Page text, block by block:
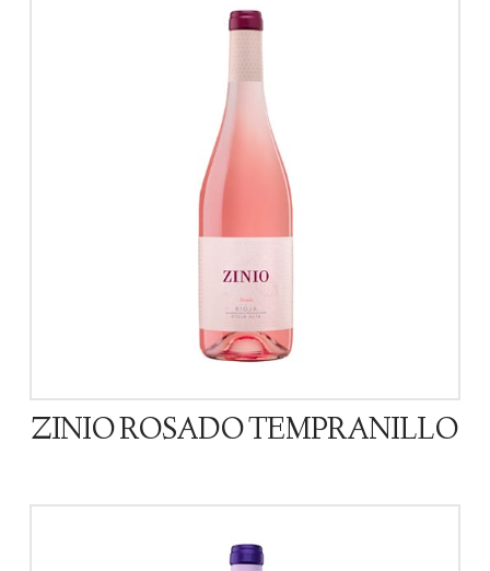
ZINIO ROSADO TEMPRANILLO